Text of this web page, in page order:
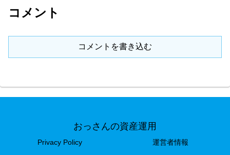
コメント
コメントを書き込む
おっさんの資産運用
Privacy Policy 運営者情報